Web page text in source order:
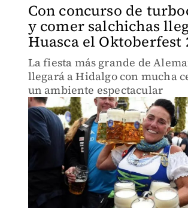
Con concurso de
y comer salchichas
Huasca el Oktoberfest
La fiesta más grande de
llegará a Hidalgo con mucha
un ambiente espectacular